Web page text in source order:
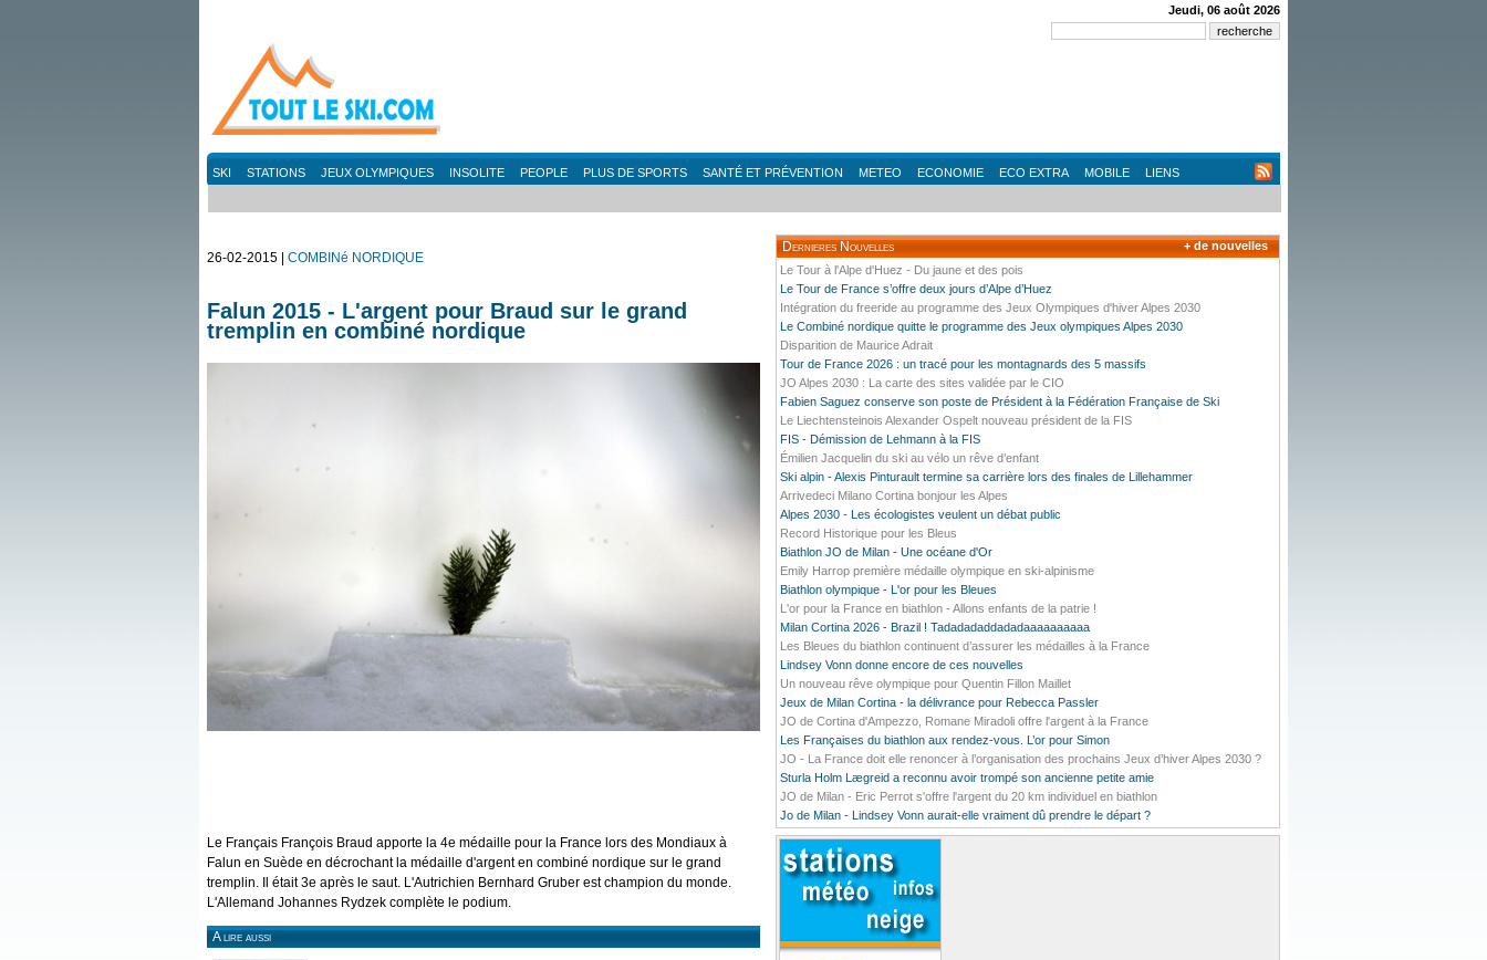
Jeudi, 06 août 2026
SKI STATIONS JEUX OLYMPIQUES INSOLITE PEOPLE PLUS DE SPORTS SANTÉ ET PRÉVENTION METEO ECONOMIE ECO EXTRA MOBILE LIENS
26-02-2015 | COMBINé NORDIQUE
Falun 2015 - L'argent pour Braud sur le grand
tremplin en combiné nordique
Le Français François Braud apporte la 4e médaille pour la France lors des Mondiaux à
Falun en Suède en décrochant la médaille d'argent en combiné nordique sur le grand
tremplin. Il était 3e après le saut. L'Autrichien Bernhard Gruber est champion du monde.
L'Allemand Johannes Rydzek complète le podium.
A lire aussi
Dernieres Nouvelles
Le Tour à l'Alpe d'Huez - Du jaune et des pois
Le Tour de France s’offre deux jours d’Alpe d’Huez
Intégration du freeride au programme des Jeux Olympiques d'hiver Alpes 2030
Le Combiné nordique quitte le programme des Jeux olympiques Alpes 2030
Disparition de Maurice Adrait
Tour de France 2026 : un tracé pour les montagnards des 5 massifs
JO Alpes 2030 : La carte des sites validée par le CIO
Fabien Saguez conserve son poste de Président à la Fédération Française de Ski
Le Liechtensteinois Alexander Ospelt nouveau président de la FIS
FIS - Démission de Lehmann à la FIS
Émilien Jacquelin du ski au vélo un rêve d’enfant
Ski alpin - Alexis Pinturault termine sa carrière lors des finales de Lillehammer
Arrivedeci Milano Cortina bonjour les Alpes
Alpes 2030 - Les écologistes veulent un débat public
Record Historique pour les Bleus
Biathlon JO de Milan - Une océane d'Or
Emily Harrop première médaille olympique en ski-alpinisme
Biathlon olympique - L'or pour les Bleues
L'or pour la France en biathlon - Allons enfants de la patrie !
Milan Cortina 2026 - Brazil ! Tadadadaddadadaaaaaaaaaa
Les Bleues du biathlon continuent d’assurer les médailles à la France
Lindsey Vonn donne encore de ces nouvelles
Un nouveau rêve olympique pour Quentin Fillon Maillet
Jeux de Milan Cortina - la délivrance pour Rebecca Passler
JO de Cortina d'Ampezzo, Romane Miradoli offre l'argent à la France
Les Françaises du biathlon aux rendez-vous. L’or pour Simon
JO - La France doit elle renoncer à l’organisation des prochains Jeux d’hiver Alpes 2030 ?
Sturla Holm Lægreid a reconnu avoir trompé son ancienne petite amie
JO de Milan - Eric Perrot s'offre l'argent du 20 km individuel en biathlon
Jo de Milan - Lindsey Vonn aurait-elle vraiment dû prendre le départ ?
+ de nouvelles